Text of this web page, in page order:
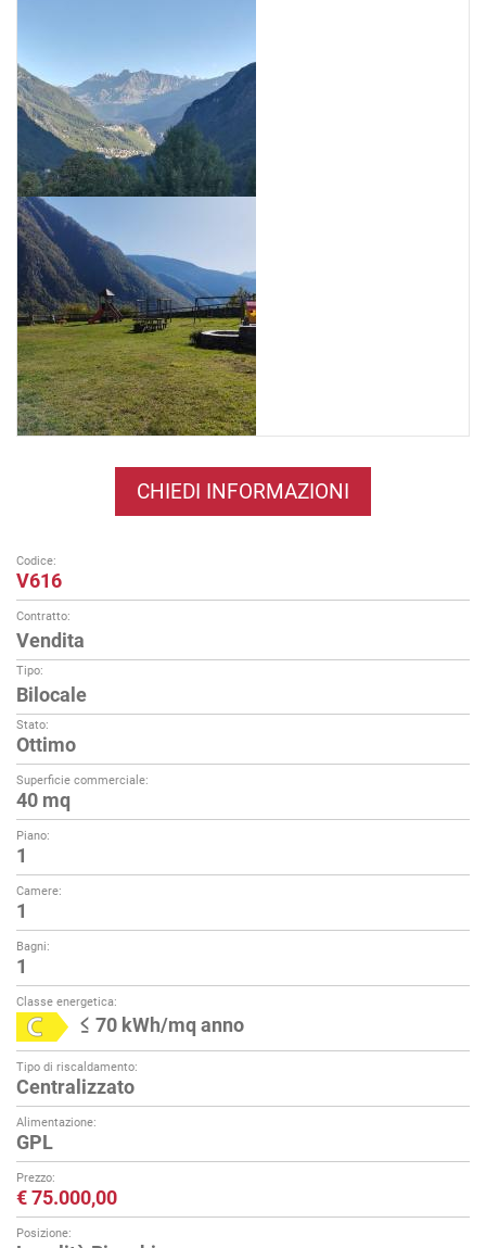
CHIEDI INFORMAZIONI
Codice:
V616
Contratto:
Vendita
Tipo:
Bilocale
Stato:
Ottimo
Superficie commerciale:
40 mq
Piano:
1
Camere:
1
Bagni:
1
Classe energetica:
≤ 70 kWh/mq anno
Tipo di riscaldamento:
Centralizzato
Alimentazione:
GPL
Prezzo:
€ 75.000,00
Posizione: